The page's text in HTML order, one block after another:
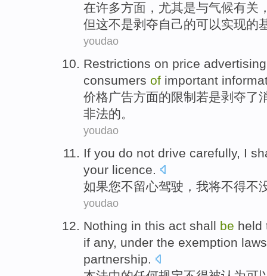
在许多方面 ， 尤其是与气候有关
但这不是剥夺自己的可以实现的
youdao
Restrictions on price advertising
consumers of important
价格广告方面的限制 若是剥夺了
非法的。
youdao
If you do not drive carefully, I
your licence.
如果您不留心驾驶 ， 我将不得不
youdao
Nothing in this act shall be held
if any, under the exemption laws
partnership.